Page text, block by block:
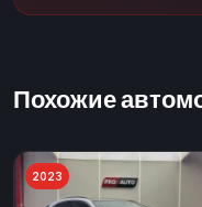
Похожие
2023